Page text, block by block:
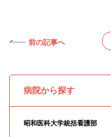
前の記事へ
病院から探す
昭和医科大学統括看護部